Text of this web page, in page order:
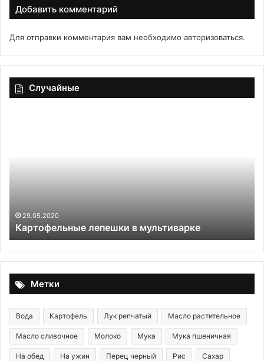
Добавить комментарий
Для отправки комментария вам необходимо авторизоваться.
Случайные
мультиварке
вкусными
и
сладкими!
вкусными и сладкими!
Метки
Вода Картофель Лук репчатый Масло растительное
Масло сливочное Молоко Мука Мука пшеничная
На обед На ужин Перец черный Рис Сахар